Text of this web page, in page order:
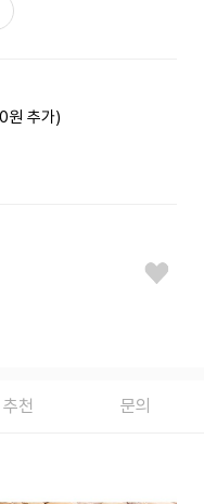
원 추가)
추천 문의